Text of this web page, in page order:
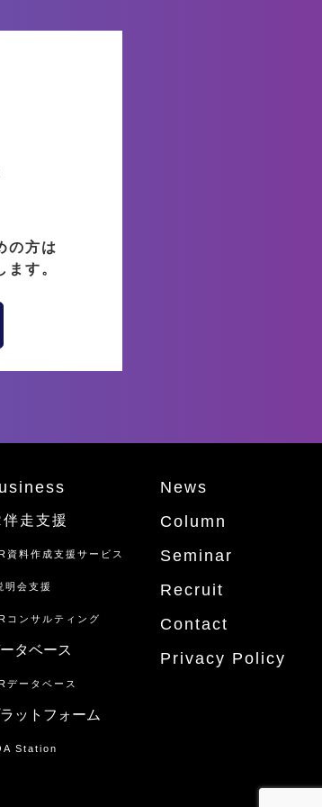
の方は
す。
伴走支援
資料作成支援サービス
明会支援
コンサルティング
タベース
データベース
ットフォーム
Station
News
Column
Seminar
Recruit
Contact
Privacy Policy